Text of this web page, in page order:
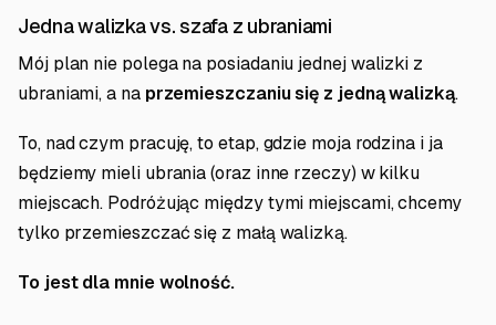
Jedna walizka vs. szafa z ubraniami
Mój plan nie polega na posiadaniu jednej walizki z
ubraniami, a na przemieszczaniu się z jedną walizką.
To, nad czym pracuję, to etap, gdzie moja rodzina i ja
będziemy mieli ubrania (oraz inne rzeczy) w kilku
miejscach. Podróżując między tymi miejscami, chcemy
tylko przemieszczać się z małą walizką.
To jest dla mnie wolność.